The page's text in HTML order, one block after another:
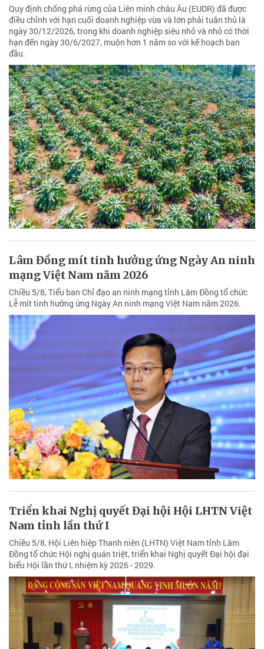
Quy định chống phá rừng của Liên minh châu Âu (EUDR) đã được
điều chỉnh với hạn cuối doanh nghiệp vừa và lớn phải tuân thủ là
ngày 30/12/2026, trong khi doanh nghiệp siêu nhỏ và nhỏ có thời
hạn đến ngày 30/6/2027, muộn hơn 1 năm so với kế hoạch ban
đầu.
Lâm Đồng mít tinh hưởng ứng Ngày An ninh
mạng Việt Nam năm 2026
Chiều 5/8, Tiểu ban Chỉ đạo an ninh mạng tỉnh Lâm Đồng tổ chức
Lễ mít tinh hưởng ứng Ngày An ninh mạng Việt Nam năm 2026.
Triển khai Nghị quyết Đại hội Hội LHTN Việt
Nam tỉnh lần thứ I
Chiều 5/8, Hội Liên hiệp Thanh niên (LHTN) Việt Nam tỉnh Lâm
Đồng tổ chức Hội nghị quán triệt, triển khai Nghị quyết Đại hội đại
biểu Hội lần thứ I, nhiệm kỳ 2026 - 2029.